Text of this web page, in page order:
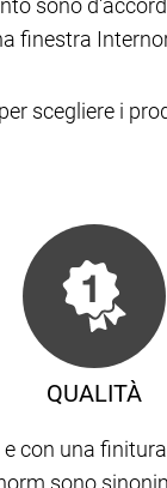
finestra
scegliere i
QUALITÀ
con una
sono